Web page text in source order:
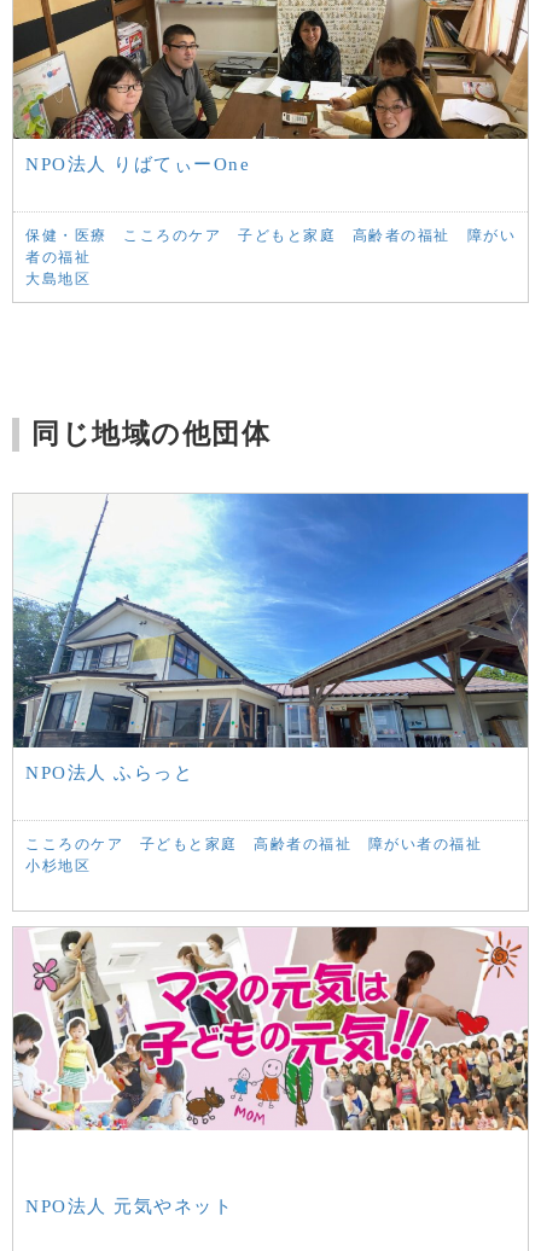
NPO法人 りばてぃーOne
保健・医療 こころのケア 子どもと家庭 高齢者の福祉
障がい
者の福祉
大島地区
同じ地域の他団体
NPO法人 ふらっと
こころのケア 子どもと家庭 高齢者の福祉
障がい者の福祉
小杉地区
NPO法人 元気やネット